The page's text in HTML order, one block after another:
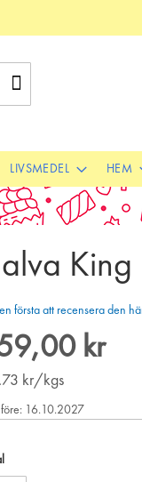
LIVSMEDEL HEM
King
första att recensera den
kr
kr/kgs
före: 16.10.2027